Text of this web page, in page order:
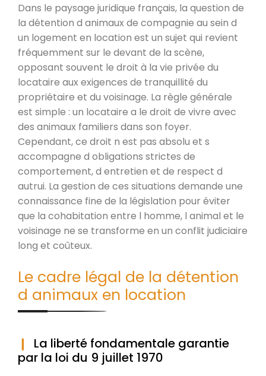
Dans le paysage juridique français, la question de
la détention d animaux de compagnie au sein d
un logement en location est un sujet qui revient
fréquemment sur le devant de la scène,
opposant souvent le droit à la vie privée du
locataire aux exigences de tranquillité du
propriétaire et du voisinage. La règle générale
est simple : un locataire a le droit de vivre avec
des animaux familiers dans son foyer.
Cependant, ce droit n est pas absolu et s
accompagne d obligations strictes de
comportement, d entretien et de respect d
autrui. La gestion de ces situations demande une
connaissance fine de la législation pour éviter
que la cohabitation entre l homme, l animal et le
voisinage ne se transforme en un conflit judiciaire
long et coûteux.
Le cadre légal de la détention
d animaux en location
La liberté fondamentale garantie
par la loi du 9 juillet 1970